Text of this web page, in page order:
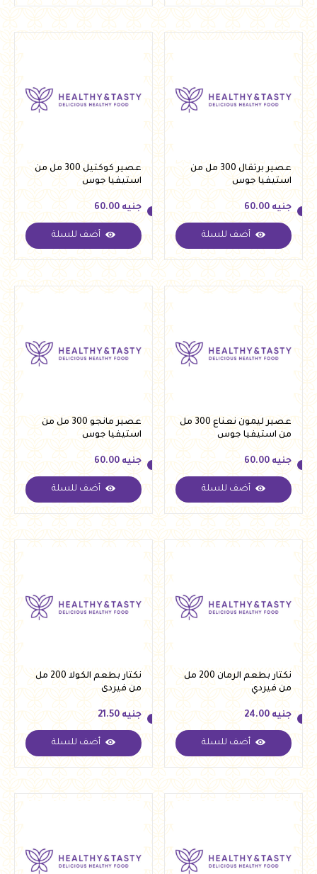
عصير برتقال 300 مل من
استيفيا جوس
جنيه
جنيه 60.00
أضف للسلة
عصير كوكتيل 300 مل من
استيفيا جوس
جنيه
جنيه 60.00
أضف للسلة
عصير ليمون نعناع 300 مل
من استيفيا جوس
جنيه
جنيه 60.00
أضف للسلة
عصير مانجو 300 مل من
استيفيا جوس
جنيه
جنيه 60.00
أضف للسلة
نكتار بطعم الرمان 200 مل
من فيردي
جنيه
جنيه 24.00
أضف للسلة
نكتار بطعم الكولا 200 مل
من فيردى
جنيه
جنيه 21.50
أضف للسلة